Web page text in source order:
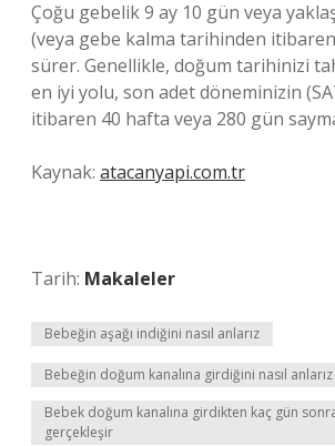
Çoğu gebelik 9 ay 10 gün veya
(veya gebe kalma tarihinden
sürer. Genellikle, doğum tarihinizi
en iyi yolu, son adet döneminizin
itibaren 40 hafta veya 280 gün
Kaynak: atacanyapi.com.tr
Tarih: Makaleler
Bebeğin aşağı indiğini nasıl anlarız
Bebeğin doğum kanalına girdiğini nasıl anlarız
Bebek doğum kanalına girdikten kaç gün
gerçekleşir